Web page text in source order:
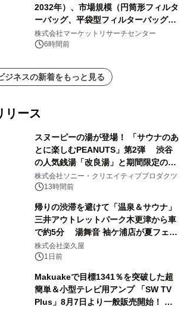
2032年）、市場規模（円筒形フィルタ
ーバッグ、平袋型フィルターバッグ、
プリーツフィルターバッグ、その
他）・分析レポートを発表
株式会社マーケットリサーチセンター
6時間前
ジネスの新着をもっと見る
リース
スヌーピーの湯が登場！ 「サウナのあ
とに楽しむPEANUTS」第2弾 渋谷
の人気銭湯「改良湯」と期間限定のコ
ラボレーション サウナイキタイコラ
ボグッズも発売決定！
株式会社ソニー・クリエイティブプロダクツ
13時間前
帰りの渋滞を避けて「温泉＆サウナ」
三井アウトレットパーク木更津から車
で約5分 湯舞音 袖ケ浦店が夏フェア
メニューを提供
株式会社楽久屋
1日前
Makuakeで目標1341％を突破した超
簡単＆小型テレビ用アンプ 「SW TV
Plus」8月7日より一般販売開始！ ケ